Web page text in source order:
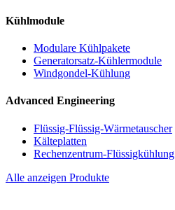
Kühlmodule
Modulare Kühlpakete
Generatorsatz-Kühlermodule
Windgondel-Kühlung
Advanced Engineering
Flüssig-Flüssig-Wärmetauscher
Kälteplatten
Rechenzentrum-Flüssigkühlung
Alle anzeigen Produkte